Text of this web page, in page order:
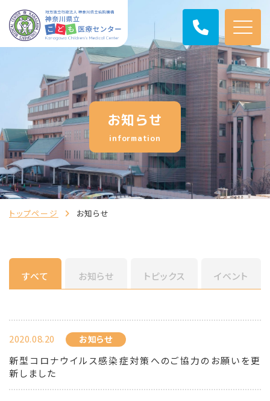
お知らせ
information
トップページ お知らせ
すべて お知らせ トピックス イベント
2020.08.20 お知らせ
新型コロナウイルス感染症対策へのご協力のお願いを更
新しました